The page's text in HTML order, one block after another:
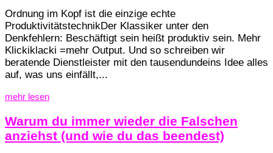
Ordnung im Kopf ist die einzige echte
ProduktivitätstechnikDer Klassiker unter den
Denkfehlern: Beschäftigt sein heißt produktiv sein. Mehr
Klickiklacki =mehr Output. Und so schreiben wir
beratende Dienstleister mit den tausendundeins Idee alles
auf, was uns einfällt,...
mehr lesen
Warum du immer wieder die Falschen
anziehst (und wie du das beendest)